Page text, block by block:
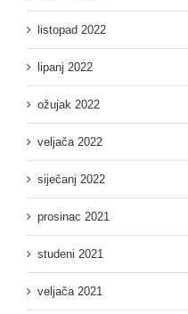
listopad 2022
lipanj 2022
ožujak 2022
veljača 2022
siječanj 2022
prosinac 2021
studeni 2021
veljača 2021